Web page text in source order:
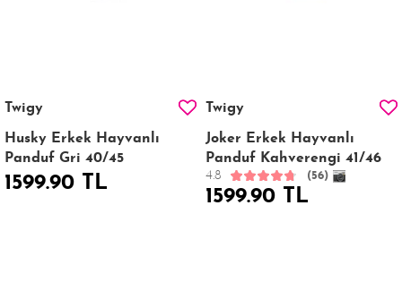
Twigy
Husky Erkek Hayvanlı
Panduf Gri 40/45
1599.90 TL
Twigy
Joker Erkek Hayvanlı
Panduf Kahverengi 41/46
4.8 (56)
1599.90 TL